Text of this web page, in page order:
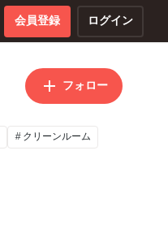
会員登録 ログイン
フォロー
クリーンルーム